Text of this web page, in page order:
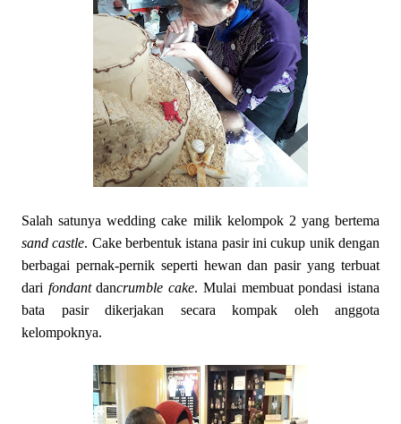
Salah satunya wedding cake milik kelompok 2 yang bertema
sand castle. Cake berbentuk istana pasir ini cukup unik dengan
berbagai pernak-pernik seperti hewan dan pasir yang terbuat
dari fondantdancrumble cake. Mulai membuat pondasi istana
bata pasir dikerjakan secara kompak oleh anggota
kelompoknya.